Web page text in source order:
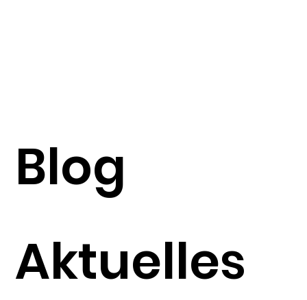
Blog
Aktuelles